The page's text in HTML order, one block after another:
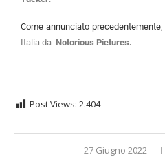
Come annunciato precedentemente
Italia da Notorious Pictures.
Post Views: 2.404
27 Giugno 2022